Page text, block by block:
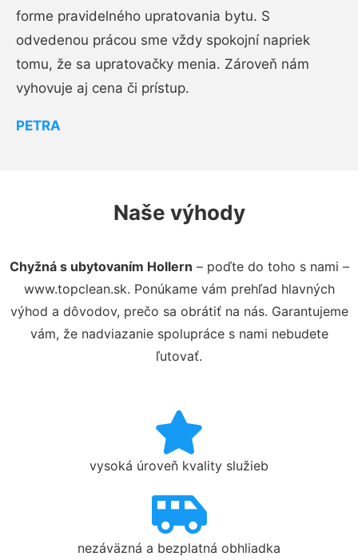
forme pravidelného upratovania bytu. S
odvedenou prácou sme vždy spokojní napriek
tomu, že sa upratovačky menia. Zároveň nám
vyhovuje aj cena či prístup.
PETRA
Naše výhody
Chyžná s ubytovaním Hollern – poďte do toho s nami –
www.topclean.sk. Ponúkame vám prehľad hlavných
výhod a dôvodov, prečo sa obrátiť na nás. Garantujeme
vám, že nadviazanie spolupráce s nami nebudete
ľutovať.
vysoká úroveň kvality služieb
nezáväzná a bezplatná obhliadka